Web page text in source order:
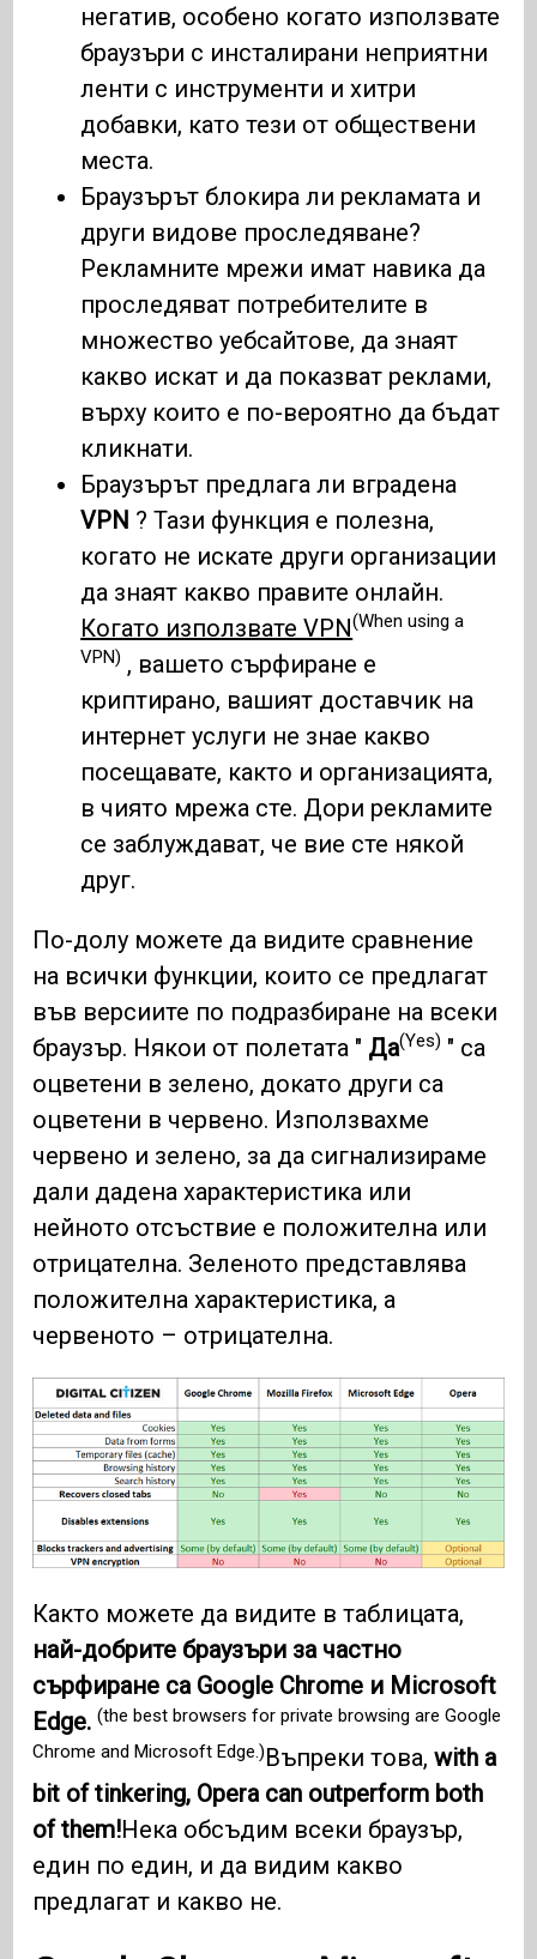
негатив, особено когато използвате
браузъри с инсталирани неприятни
ленти с инструменти и хитри
добавки, като тези от обществени
места.
Браузърът блокира ли рекламата и
други видове проследяване?
Рекламните мрежи имат навика да
проследяват потребителите в
множество уебсайтове, да знаят
какво искат и да показват реклами,
върху които е по-вероятно да бъдат
кликнати.
Браузърът предлага ли вградена
VPN ? Тази функция е полезна,
когато не искате други организации
да знаят какво правите онлайн.
Когато използвате VPN(When using a
VPN) , вашето сърфиране е
криптирано, вашият доставчик на
интернет услуги не знае какво
посещавате, както и организацията,
в чиято мрежа сте. Дори рекламите
се заблуждават, че вие ​​сте някой
друг.
По-долу можете да видите сравнение
на всички функции, които се предлагат
във версиите по подразбиране на всеки
браузър. Някои от полетата " Да(Yes) " са
оцветени в зелено, докато други са
оцветени в червено. Използвахме
червено и зелено, за да сигнализираме
дали дадена характеристика или
нейното отсъствие е положителна или
отрицателна. Зеленото представлява
положителна характеристика, а
червеното – отрицателна.
Както можете да видите в таблицата,
най-добрите браузъри за частно
сърфиране са Google Chrome и Microsoft
Edge.(the best browsers for private browsing are Google
Chrome and Microsoft Edge.)Въпреки това,with a
bit of tinkering, Opera can outperform both
of them!Нека обсъдим всеки браузър,
един по един, и да видим какво
предлагат и какво не.